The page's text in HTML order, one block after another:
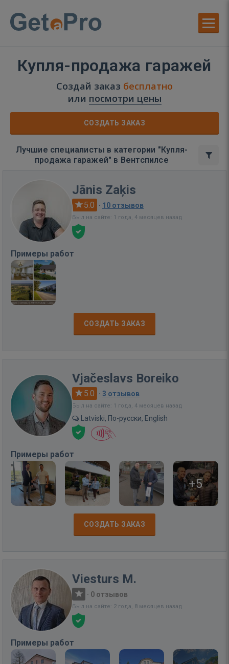
Купля-продажа гаражей
Создай заказ бесплатно
или посмотри цены
СОЗДАТЬ ЗАКАЗ
Лучшие специалисты в категории "Купля-
продажа гаражей" в Вентспилсе
Jānis Zaķis
5.0 · 10 отзывов
Был на сайте: 1 года, 4 месяцев назад
Примеры работ
СОЗДАТЬ ЗАКАЗ
Vjačeslavs Boreiko
5.0 · 3 отзывов
Был на сайте: 1 года, 4 месяцев назад
Latviski, По-русски, English
Примеры работ
+5
СОЗДАТЬ ЗАКАЗ
Viesturs M.
· 0 отзывов
Был на сайте: 2 года, 8 месяцев назад
Примеры работ